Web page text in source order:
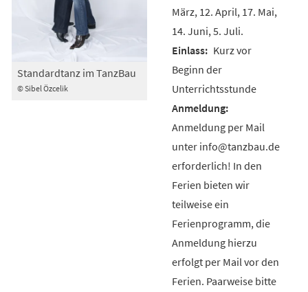
© Sibel Özcelik
Standardtanz im TanzBau
März, 12. April, 17. Mai,
14. Juni, 5. Juli.
Kurz vor
Beginn der
Unterrichtsstunde
Anmeldung per Mail
unter info@tanzbau.de
erforderlich! In den
Ferien bieten wir
teilweise ein
Ferienprogramm, die
Anmeldung hierzu
erfolgt per Mail vor den
Ferien. Paarweise bitte